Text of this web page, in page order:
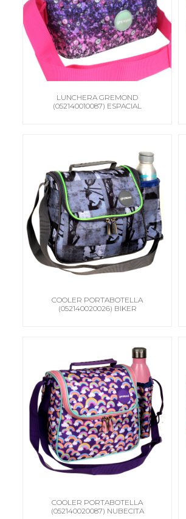
LUNCHERA GREMOND
(052140010087) ESPACIAL
COOLER PORTABOTELLA
(052140020026) BIKER
COOLER PORTABOTELLA
(052140020087) NUBECITA